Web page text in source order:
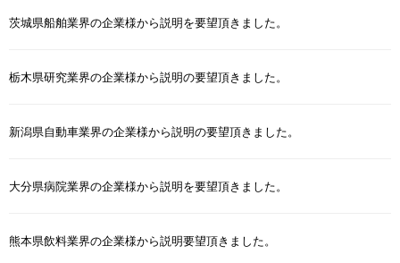
茨城県船舶業界の企業様から説明を要望頂きました。
栃木県研究業界の企業様から説明の要望頂きました。
新潟県自動車業界の企業様から説明の要望頂きました。
大分県病院業界の企業様から説明を要望頂きました。
熊本県飲料業界の企業様から説明要望頂きました。